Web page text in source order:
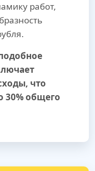
работ,
что
30% общего